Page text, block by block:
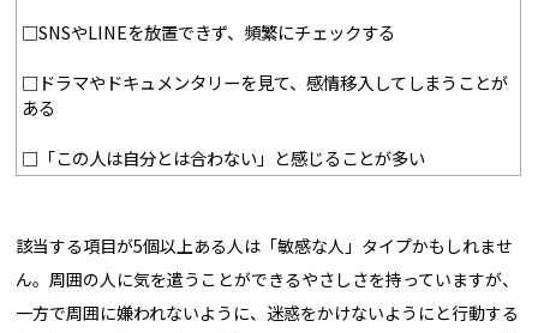
□SNSやLINEを放置できず、頻繁にチェックする
□ドラマやドキュメンタリーを見て、感情移入してしまうことが
ある
□「この人は自分とは合わない」と感じることが多い
該当する項目が5個以上ある人は「敏感な人」タイプかもしれませ
ん。周囲の人に気を遣うことができるやさしさを持っていますが、
一方で周囲に嫌われないように、迷惑をかけないようにと行動する